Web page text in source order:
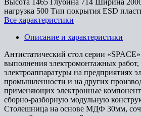
нагрузка 500 Тип покрытия ESD
Все характеристики
Описание и характеристики
Антистатический стол серии
выполнения электромонтажных работ,
электроаппаратуры на предприятиях
промышленности и на других
применяющих электронные
сборно-разборную модульную
Столешница на основе МДФ 30мм,